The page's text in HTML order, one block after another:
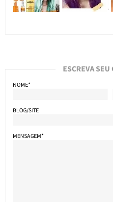
ESCREVA
NOME*
BLOG/SITE
MENSAGEM*